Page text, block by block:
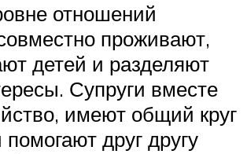
отношений
проживают,
детей и разделяют
Супруги вместе
имеют общий круг
друг другу